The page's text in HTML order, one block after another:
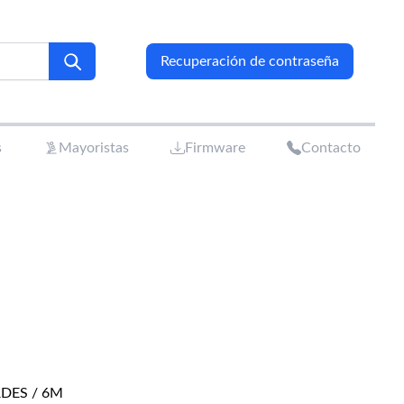
Recuperación de contraseña
Mayoristas Firmware Contacto
/ 6M